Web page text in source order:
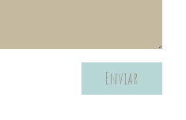
Enviar